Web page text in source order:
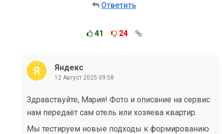
Ответить
41 24
Яндекс
12 Август 2025 09:58
Здравствуйте, Мария! Фото и описание на сервис
нам передаёт сам отель или хозяева квартир.
Мы тестируем новые подходы к формированию